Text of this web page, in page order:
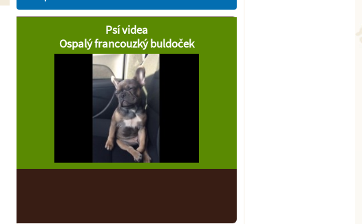
Psí videa
Ospalý francouzký buldoček